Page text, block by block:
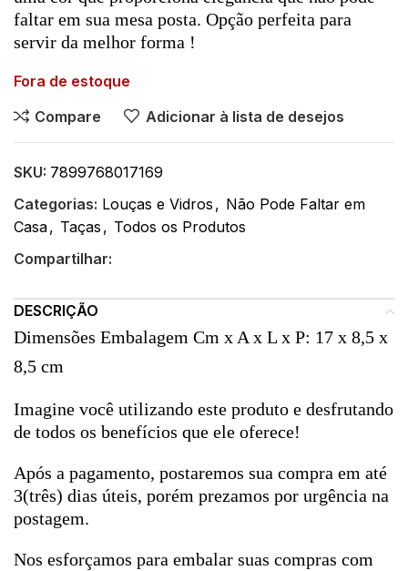
faltar em sua mesa posta. Opção perfeita para
servir da melhor forma !
Fora de estoque
Compare
Adicionar à lista de desejos
SKU: 7899768017169
Categorias: Louças e Vidros , Não Pode Faltar em
Casa, Taças , Todos os Produtos
Compartilhar:
DESCRIÇÃO
Dimensões Embalagem Cm x A x L x P: 17 x 8,5 x
8,5 cm
Imagine você utilizando este produto e desfrutando
de todos os benefícios que ele oferece!
Após a pagamento, postaremos sua compra em até
3(três) dias úteis, porém prezamos por urgência na
postagem.
Nos esforçamos para embalar suas compras com